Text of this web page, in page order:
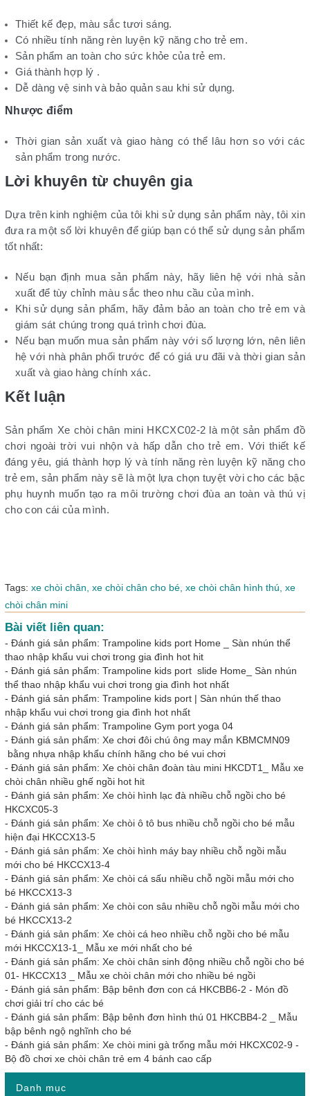
Thiết kế đẹp, màu sắc tươi sáng.
Có nhiều tính năng rèn luyện kỹ năng cho trẻ em.
Sản phẩm an toàn cho sức khỏe của trẻ em.
Giá thành hợp lý .
Dễ dàng vệ sinh và bảo quản sau khi sử dụng.
Nhược điểm
Thời gian sản xuất và giao hàng có thể lâu hơn so với các
sản phẩm trong nước.
Lời khuyên từ chuyên gia
Dựa trên kinh nghiệm của tôi khi sử dụng sản phẩm này, tôi xin
đưa ra một số lời khuyên để giúp bạn có thể sử dụng sản phẩm
tốt nhất:
Nếu bạn định mua sản phẩm này, hãy liên hệ với nhà sản
xuất để tùy chỉnh màu sắc theo nhu cầu của mình.
Khi sử dụng sản phẩm, hãy đảm bảo an toàn cho trẻ em và
giám sát chúng trong quá trình chơi đùa.
Nếu bạn muốn mua sản phẩm này với số lượng lớn, nên liên
hệ với nhà phân phối trước để có giá ưu đãi và thời gian sản
xuất và giao hàng chính xác.
Kết luận
Sản phẩm Xe chòi chân mini HKCXC02-2 là một sản phẩm đồ
chơi ngoài trời vui nhộn và hấp dẫn cho trẻ em. Với thiết kế
đáng yêu, giá thành hợp lý và tính năng rèn luyện kỹ năng cho
trẻ em, sản phẩm này sẽ là một lựa chọn tuyệt vời cho các bậc
phụ huynh muốn tạo ra môi trường chơi đùa an toàn và thú vị
cho con cái của mình.
Tags: xe chòi chân, xe chòi chân cho bé, xe chòi chân hình thú, xe
chòi chân mini
Bài viết liên quan:
- Đánh giá sản phẩm: Trampoline kids port Home _ Sàn nhún thể
thao nhập khẩu vui chơi trong gia đình hot hit
- Đánh giá sản phẩm: Trampoline kids port slide Home_ Sàn nhún
thể thao nhập khẩu vui chơi trong gia đình hot nhất
- Đánh giá sản phẩm: Trampoline kids port | Sàn nhún thế thao
nhập khẩu vui chơi trong gia đình hot nhất
- Đánh giá sản phẩm: Trampoline Gym port yoga 04
- Đánh giá sản phẩm: Xe chơi đôi chú ông may mắn KBMCMN09
bằng nhựa nhập khẩu chính hãng cho bé vui chơi
- Đánh giá sản phẩm: Xe chòi chân đoàn tàu mini HKCDT1_ Mẫu xe
chòi chân nhiều ghế ngồi hot hit
- Đánh giá sản phẩm: Xe chòi hình lạc đà nhiều chỗ ngồi cho bé
HKCXC05-3
- Đánh giá sản phẩm: Xe chòi ô tô bus nhiều chỗ ngồi cho bé mẫu
hiện đại HKCCX13-5
- Đánh giá sản phẩm: Xe chòi hình máy bay nhiều chỗ ngồi mẫu
mới cho bé HKCCX13-4
- Đánh giá sản phẩm: Xe chòi cá sấu nhiều chỗ ngồi mẫu mới cho
bé HKCCX13-3
- Đánh giá sản phẩm: Xe chòi con sâu nhiều chỗ ngồi mẫu mới cho
bé HKCCX13-2
- Đánh giá sản phẩm: Xe chòi cá heo nhiều chỗ ngồi cho bé mẫu
mới HKCCX13-1_ Mẫu xe mới nhất cho bé
- Đánh giá sản phẩm: Xe chòi chân sinh động nhiều chỗ ngồi cho bé
01- HKCCX13 _ Mẫu xe chòi chân mới cho nhiều bé ngồi
- Đánh giá sản phẩm: Bập bênh đơn con cá HKCBB6-2 - Món đồ
chơi giải trí cho các bé
- Đánh giá sản phẩm: Bập bênh đơn hình thú 01 HKCBB4-2 _ Mẫu
bập bênh ngộ nghĩnh cho bé
- Đánh giá sản phẩm: Xe chòi mini gà trống mẫu mới HKCXC02-9 -
Bộ đồ chơi xe chòi chân trẻ em 4 bánh cao cấp
Danh mục